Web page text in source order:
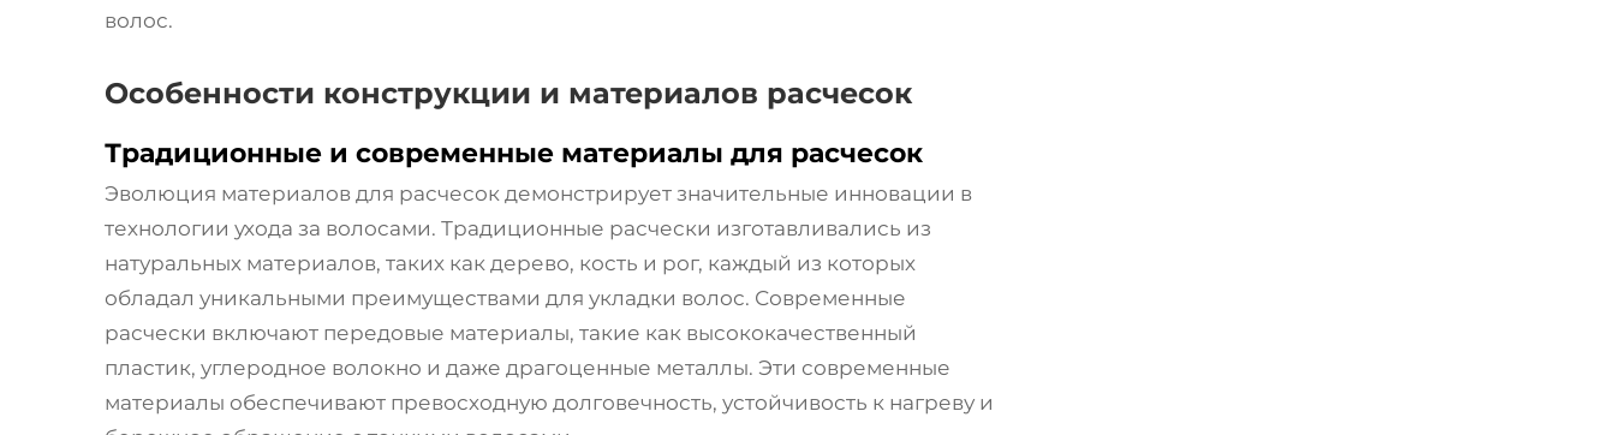
волос.
Особенности конструкции и материалов расчесок
Традиционные и современные материалы для расчесок
Эволюция материалов для расчесок демонстрирует значительные инновации в
технологии ухода за волосами. Традиционные расчески изготавливались из
натуральных материалов, таких как дерево, кость и рог, каждый из которых
обладал уникальными преимуществами для укладки волос. Современные
расчески включают передовые материалы, такие как высококачественный
пластик, углеродное волокно и даже драгоценные металлы. Эти современные
материалы обеспечивают превосходную долговечность, устойчивость к нагреву и